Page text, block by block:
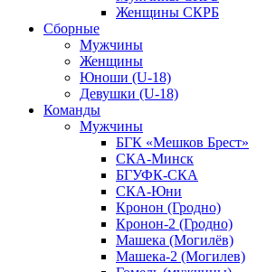
Женщины СКРБ
Сборные
Мужчины
Женщины
Юноши (U-18)
Девушки (U-18)
Команды
Мужчины
БГК «Мешков Брест»
СКА-Минск
БГУФК-СКА
СКА-Юни
Кронон (Гродно)
Кронон-2 (Гродно)
Машека (Могилёв)
Машека-2 (Могилев)